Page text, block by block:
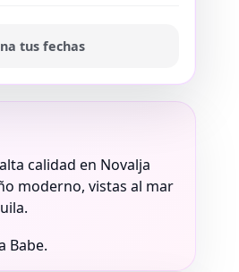
calidad en Novalja
moderno, vistas al mar
Babe.
tus fechas